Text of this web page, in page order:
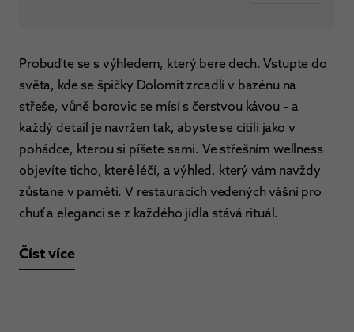
Probuďte se s výhledem, který bere dech. Vstupte do
světa, kde se špičky Dolomit zrcadlí v bazénu na
střeše, vůně borovic se mísí s čerstvou kávou – a
každý detail je navržen tak, abyste se cítili jako v
pohádce, kterou si píšete sami. Ve střešním wellness
objevíte ticho, které léčí, a výhled, který vám navždy
zůstane v paměti. V restauracích vedených vášní pro
chuť a eleganci se z každého jídla stává rituál.
Číst více